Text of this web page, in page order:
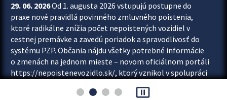
29. 06. 2026Od 1. augusta 2026 vstupujú postupne do
praxe nové pravidlá povinného zmluvného poistenia,
ktoré radikálne znížia počet nepoistených vozidiel v
cestnej premávke a zavedú poriadok a spravodlivosť do
systému PZP. Občania nájdu všetky potrebné informácie
o zmenách na jednom mieste – novom oficiálnom portáli
https://nepoistenevozidlo.sk/, ktorý vznikol v spolupráci
asociácie poisťovní (SLASPO) a Ministerstva vnútra SR.
pause_presentation